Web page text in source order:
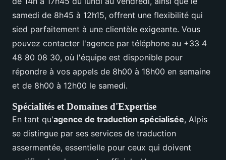
samedi de 8h45 à 12h15, offrent une flexibilité qui
sied parfaitement à une clientèle exigeante. Vous
pouvez contacter l'agence par téléphone au +33 4
48 80 08 30, où l'équipe est disponible pour
répondre à vos appels de 8h00 à 18h00 en semaine
et de 8h00 à 12h00 le samedi.
Spécialités et Domaines d'Expertise
En tant qu'agence de traduction spécialisée, Alpis
se distingue par ses services de traduction
assermentée, essentielle pour ceux qui doivent